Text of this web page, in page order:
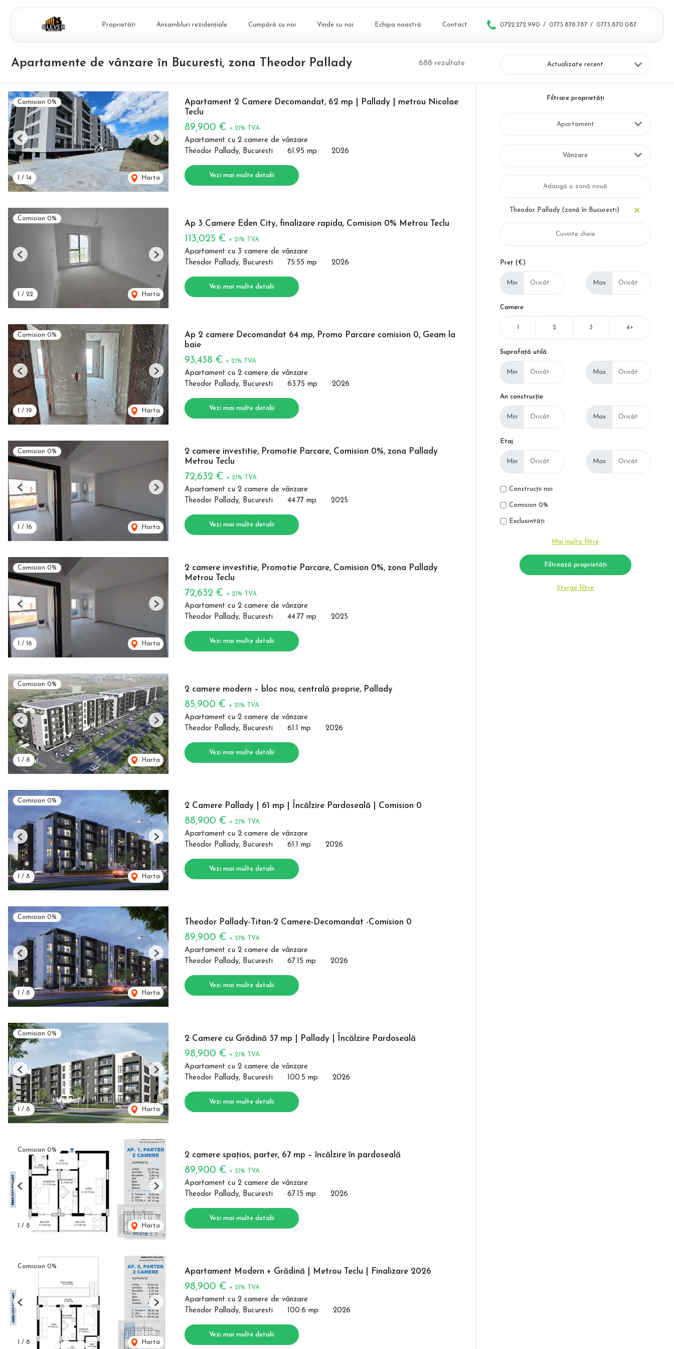
Proprietăți Ansambluri rezidențiale Cumpără cu noi Vinde cu noi Echipa noastră Contact 0722.272.990 / 0773.878.787 / 0773.870.087
688 rezultate
Apartamente de vânzare în Bucuresti, zona Theodor Pallady Actualizate recent
Comision 0%
1 / 14 Harta
Previous Next
Apartament 2 Camere Decomandat, 62 mp | Pallady | metrou Nicolae
Teclu
89,900 € + 21% TVA
Apartament cu 2 camere de vânzare
Theodor Pallady, Bucuresti
61.95 mp 2026
Vezi mai multe detalii
Comision 0%
1 / 22 Harta
Previous Next
Ap 3 Camere Eden City, finalizare rapida, Comision 0% Metrou Teclu
113,025 € + 21% TVA
Apartament cu 3 camere de vânzare
Theodor Pallady, Bucuresti
75.55 mp 2026
Vezi mai multe detalii
Comision 0%
1 / 19 Harta
Previous Next
Ap 2 camere Decomandat 64 mp, Promo Parcare comision 0, Geam la
baie
93,438 € + 21% TVA
Apartament cu 2 camere de vânzare
Theodor Pallady, Bucuresti
63.75 mp 2026
Vezi mai multe detalii
Comision 0%
1 / 16 Harta
Previous Next
2 camere investitie, Promotie Parcare, Comision 0%, zona Pallady
Metrou Teclu
72,632 € + 21% TVA
Apartament cu 2 camere de vânzare
Theodor Pallady, Bucuresti
44.77 mp 2025
Vezi mai multe detalii
Comision 0%
1 / 16 Harta
Previous Next
2 camere investitie, Promotie Parcare, Comision 0%, zona Pallady
Metrou Teclu
72,632 € + 21% TVA
Apartament cu 2 camere de vânzare
Theodor Pallady, Bucuresti
44.77 mp 2025
Vezi mai multe detalii
Comision 0%
1 / 8 Harta
Previous Next
2 camere modern – bloc nou, centrală proprie, Pallady
85,900 € + 21% TVA
Apartament cu 2 camere de vânzare
Theodor Pallady, Bucuresti
61.1 mp 2026
Vezi mai multe detalii
Comision 0%
1 / 8 Harta
Previous Next
2 Camere Pallady | 61 mp | Încălzire Pardoseală | Comision 0
88,900 € + 21% TVA
Apartament cu 2 camere de vânzare
Theodor Pallady, Bucuresti
61.1 mp 2026
Vezi mai multe detalii
Comision 0%
1 / 8 Harta
Previous Next
Theodor Pallady-Titan-2 Camere-Decomandat -Comision 0
89,900 € + 21% TVA
Apartament cu 2 camere de vânzare
Theodor Pallady, Bucuresti
67.15 mp 2026
Vezi mai multe detalii
Comision 0%
1 / 8 Harta
Previous Next
2 Camere cu Grădină 37 mp | Pallady | Încălzire Pardoseală
98,900 € + 21% TVA
Apartament cu 2 camere de vânzare
Theodor Pallady, Bucuresti
100.5 mp 2026
Vezi mai multe detalii
Comision 0%
1 / 8 Harta
Previous Next
2 camere spațios, parter, 67 mp – încălzire în pardoseală
89,900 € + 21% TVA
Apartament cu 2 camere de vânzare
Theodor Pallady, Bucuresti
67.15 mp 2026
Vezi mai multe detalii
Comision 0%
1 / 8 Harta
Previous Next
Apartament Modern + Grădină | Metrou Teclu | Finalizare 2026
98,900 € + 21% TVA
Apartament cu 2 camere de vânzare
Theodor Pallady, Bucuresti
100.6 mp 2026
Vezi mai multe detalii
Filtrare proprietăți
Apartament
Vânzare
Theodor Pallady (zonă în Bucuresti)
Preț (€)
Min Max
Camere
1 2 3 4+
Suprafață utilă
Min Max
An construcție
Min Max
Etaj
Min Max
Construcții noi
Comision 0%
Exclusivități
Mai multe filtre
Șterge filtre